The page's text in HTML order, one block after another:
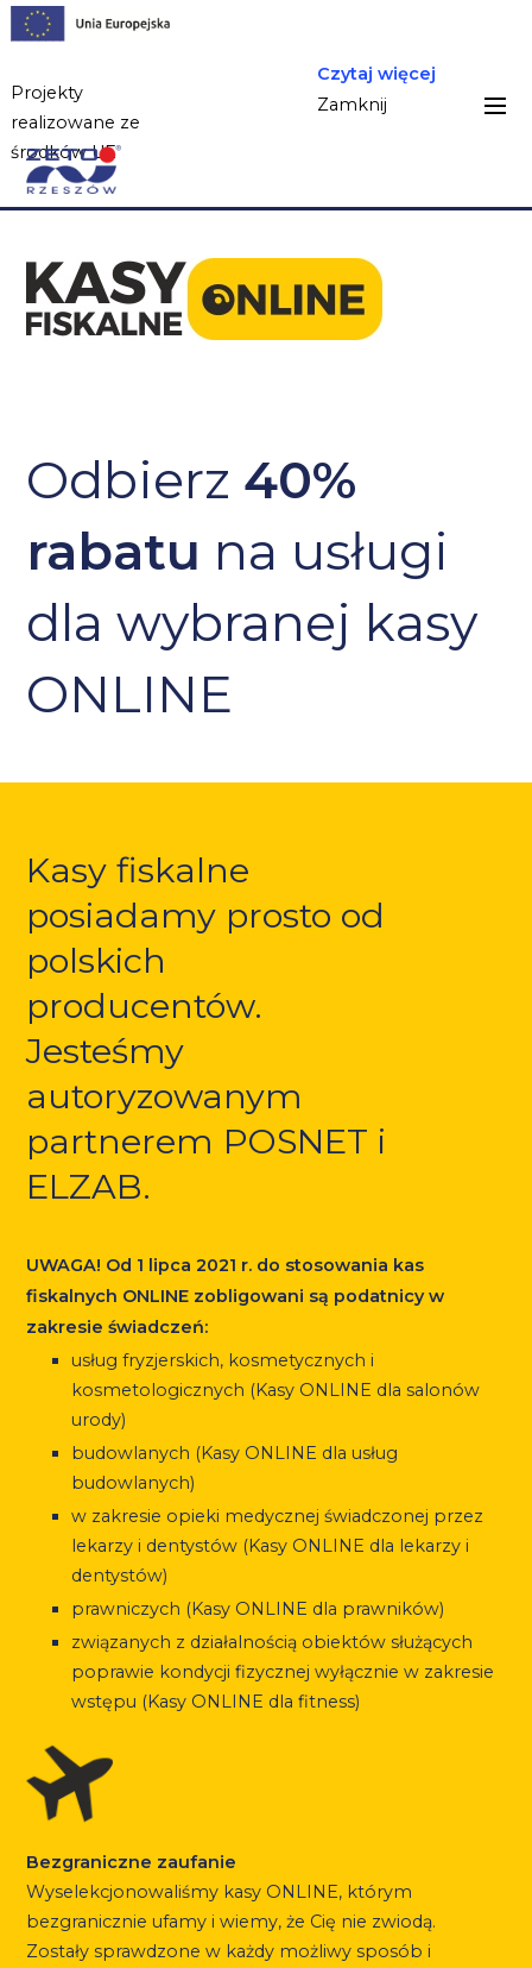
Projekty
realizowane ze
środków UE
Czytaj więcej
Zamknij
Odbierz 40%
rabatu na usługi
dla wybranej kasy
ONLINE
Kasy fiskalne
posiadamy prosto od
polskich
producentów.
Jesteśmy
autoryzowanym
partnerem POSNET i
ELZAB.
UWAGA! Od 1 lipca 2021 r. do stosowania kas
fiskalnych ONLINE zobligowani są podatnicy w
zakresie świadczeń:
usług fryzjerskich, kosmetycznych i
kosmetologicznych (Kasy ONLINE dla salonów
urody)
budowlanych (Kasy ONLINE dla usług
budowlanych)
w zakresie opieki medycznej świadczonej przez
lekarzy i dentystów (Kasy ONLINE dla lekarzy i
dentystów)
prawniczych (Kasy ONLINE dla prawników)
związanych z działalnością obiektów służących
poprawie kondycji fizycznej wyłącznie w zakresie
wstępu (Kasy ONLINE dla fitness)
Bezgraniczne zaufanie
Wyselekcjonowaliśmy kasy ONLINE, którym
bezgranicznie ufamy i wiemy, że Cię nie zwiodą.
Zostały sprawdzone w każdy możliwy sposób i